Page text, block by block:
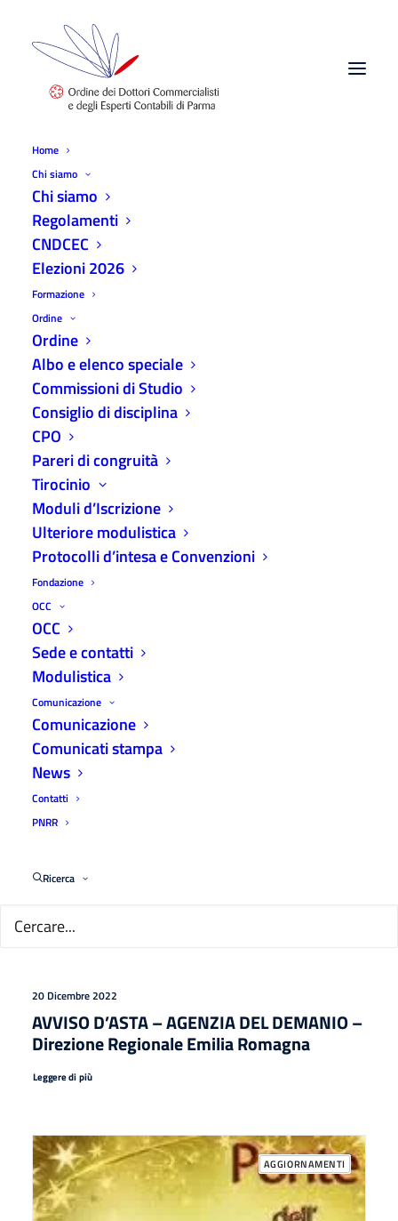
Home
Chi siamo
Chi siamo
Regolamenti
CNDCEC
Elezioni 2026
Formazione
Ordine
Ordine
Albo e elenco speciale
Commissioni di Studio
Consiglio di disciplina
CPO
Pareri di congruità
Tirocinio
Moduli d’Iscrizione
Ulteriore modulistica
Protocolli d’intesa e Convenzioni
Fondazione
OCC
OCC
Sede e contatti
Modulistica
Comunicazione
Comunicazione
Comunicati stampa
News
Contatti
PNRR
Ricerca
22 Dicembre 2022
Affidamento servizio di cassa 01/01/2023-
31/12/2025
Affidamento servizio di cassa 01/01/2023-
31/12/2025
20 Dicembre 2022
AVVISO D’ASTA – AGENZIA DEL DEMANIO –
Direzione Regionale Emilia Romagna
Leggere di più
AGGIORNAMENTI